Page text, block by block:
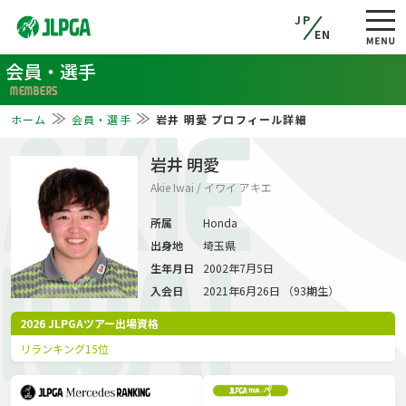
JP
EN
会員・選手
MEMBERS
ホーム 会員・選手 岩井 明愛 プロフィール詳細
AKIE
IWAI
岩井 明愛
Akie Iwai / イワイ アキエ
2026 JLPGAツアー出場資格
リランキング15位
所属
Honda
出身地
埼玉県
生年月日
2002年7月5日
入会日
2021年6月26日 （93期生）